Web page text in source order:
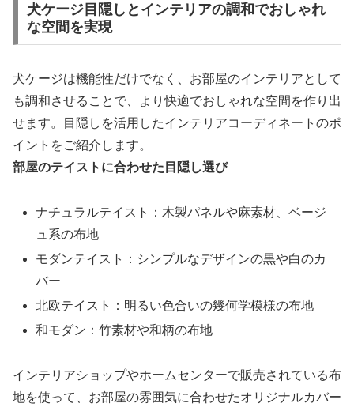
犬ケージ目隠しとインテリアの調和でおしゃれ
な空間を実現
犬ケージは機能性だけでなく、お部屋のインテリアとして
も調和させることで、より快適でおしゃれな空間を作り出
せます。目隠しを活用したインテリアコーディネートのポ
イントをご紹介します。
部屋のテイストに合わせた目隠し選び
ナチュラルテイスト：木製パネルや麻素材、ベージ
ュ系の布地
モダンテイスト：シンプルなデザインの黒や白のカ
バー
北欧テイスト：明るい色合いの幾何学模様の布地
和モダン：竹素材や和柄の布地
インテリアショップやホームセンターで販売されている布
地を使って、お部屋の雰囲気に合わせたオリジナルカバー